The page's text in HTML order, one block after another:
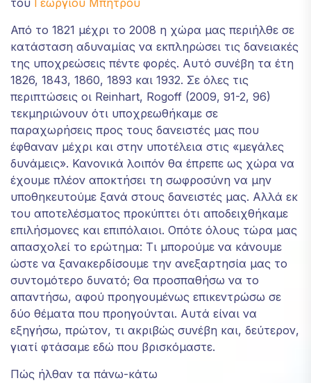
του Γεωργίου Μπήτρου
Από το 1821 μέχρι το 2008 η χώρα μας περιήλθε σε
κατάσταση αδυναμίας να εκπληρώσει τις δανειακές
της υποχρεώσεις πέντε φορές. Αυτό συνέβη τα έτη
1826, 1843, 1860, 1893 και 1932. Σε όλες τις
περιπτώσεις οι Reinhart, Rogoff (2009, 91-2, 96)
τεκμηριώνουν ότι υποχρεωθήκαμε σε
παραχωρήσεις προς τους δανειστές μας που
έφθαναν μέχρι και στην υποτέλεια στις «μεγάλες
δυνάμεις». Κανονικά λοιπόν θα έπρεπε ως χώρα να
έχουμε πλέον αποκτήσει τη σωφροσύνη να μην
υποθηκευτούμε ξανά στους δανειστές μας. Αλλά εκ
του αποτελέσματος προκύπτει ότι αποδειχθήκαμε
επιλήσμονες και επιπόλαιοι. Οπότε όλους τώρα μας
απασχολεί το ερώτημα: Τι μπορούμε να κάνουμε
ώστε να ξανακερδίσουμε την ανεξαρτησία μας το
συντομότερο δυνατό; Θα προσπαθήσω να το
απαντήσω, αφού προηγουμένως επικεντρώσω σε
δύο θέματα που προηγούνται. Αυτά είναι να
εξηγήσω, πρώτον, τι ακριβώς συνέβη και, δεύτερον,
γιατί φτάσαμε εδώ που βρισκόμαστε.
Πώς ήλθαν τα πάνω-κάτω
functionality
and
structure,
based on
how the
website is
used.
Experience
Για να
μπορεί ο
ιστότοπός
μας να
αποδίδει
όσο το
δυνατόν
καλύτερα
κατά την
επίσκεψή
σας. Εάν
απορρίψετε
αυτά τα
cookies,